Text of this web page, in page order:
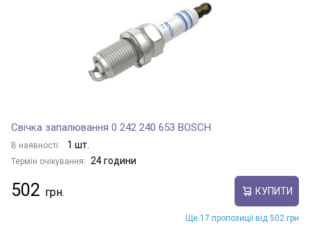
Свічка запалювання 0 242 240 653 BOSCH
В наявності: 1 шт.
Термін очікування: 24 години
502 КУПИТИ
Ще 17 пропозиції від 502 грн